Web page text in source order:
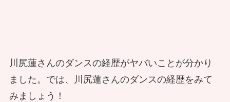
川尻蓮さんのダンスの経歴がヤバいことが分かり
ました。では、川尻蓮さんのダンスの経歴をみて
みましょう！